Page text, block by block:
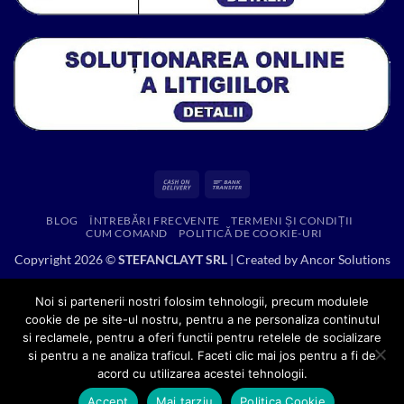
Cash
Delivery
BLOG ÎNTREBĂRI FRECVENTE
TERMENI ȘI CONDIȚII
CUM COMAND
POLITICĂ DE COOKIE-URI
Copyright 2026 ©STEFANCLAYT SRL| Created byAncor Solutions
Noi si partenerii nostri folosim tehnologii, precum modulele
cookie de pe site-ul nostru, pentru a ne personaliza continutul
si reclamele, pentru a oferi functii pentru retelele de socializare
si pentru a ne analiza traficul. Faceti clic mai jos pentru a fi de
acord cu utilizarea acestei tehnologii.